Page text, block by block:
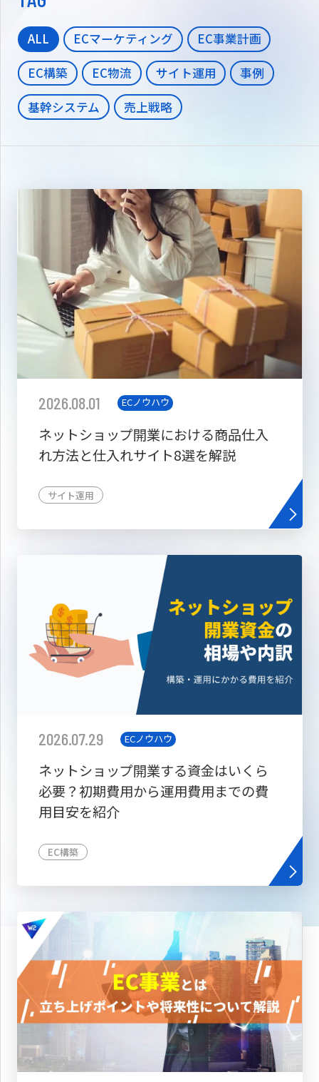
ALL ECマーケティング
EC事業計画
EC構築
EC物流 サイト運用
事例
基幹システム
売上戦略
2026.08.01 ECノウハウ
ネットショップ開業における商品仕入
れ方法と仕入れサイト8選を解説
サイト運用
2026.07.29 ECノウハウ
ネットショップ開業する資金はいくら
必要？初期費用から運用費用までの費
用目安を紹介
EC構築